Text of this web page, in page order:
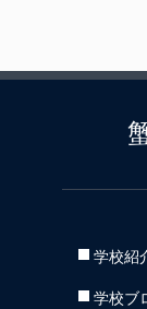
学校紹
学校ブ